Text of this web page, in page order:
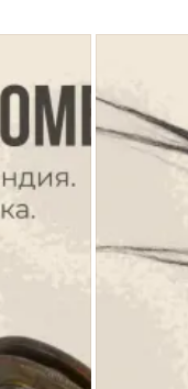
со всего
барабанов.
частью нашего